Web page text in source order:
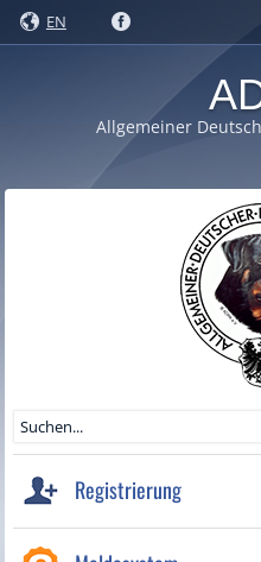
EN
Allgemeiner
Registrierung